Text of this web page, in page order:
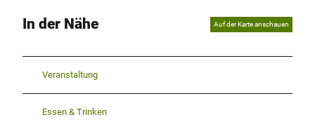
In der Nähe Auf der Karte anschauen
Veranstaltung
Essen & Trinken